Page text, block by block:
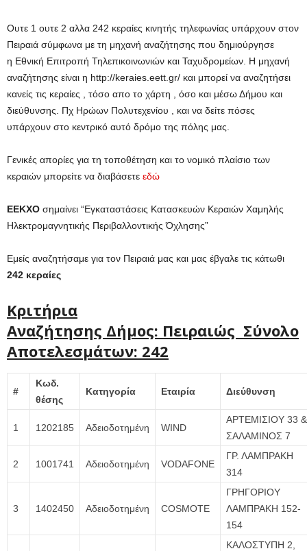
Ουτε 1 ουτε 2 αλλα 242 κεραίες κινητής τηλεφωνίας υπάρχουν στον
Πειραιά σύμφωνα με τη μηχανή αναζήτησης που δημιούργησε
η Εθνική Επιτροπή Τηλεπικοινωνιών και Ταχυδρομείων. Η μηχανή
αναζήτησης είναι η http://keraies.eett.gr/ και μπορεί να αναζητήσει
κανείς τις κεραίες , τόσο απο το χάρτη , όσο και μέσω Δήμου και
διεύθυνσης. Πχ Ηρώων Πολυτεχενίου , και να δείτε πόσες
υπάρχουν στο κεντρικό αυτό δρόμο της πόλης μας.
Γενικές απορίες για τη τοποθέτηση και το νομικό πλαίσιο των
κεραιών μπορείτε να διαβάσετε εδώ
ΕΕΚΧΟ σημαίνει “Εγκαταστάσεις Kατασκευών Κεραιών Χαμηλής
Ηλεκτρομαγνητικής Περιβαλλοντικής Όχλησης”
Εμείς αναζητήσαμε για τον Πειραιά μας και μας έβγαλε τις κάτωθι
242 κεραίες
Κριτήρια
Αναζήτησης Δήμος: Πειραιώς Σύνολο
Αποτελεσμάτων: 242
#
Κωδ.
θέσης
Κατηγορία Εταιρία Διεύθυνση
1 1202185 Αδειοδοτημένη WIND
ΑΡΤΕΜΙΣΙΟΥ 33 &
ΣΑΛΑΜΙΝΟΣ 7
2 1001741 Αδειοδοτημένη VODAFONE
ΓΡ. ΛΑΜΠΡΑΚΗ
314
3 1402450 Αδειοδοτημένη COSMOTE
ΓΡΗΓΟΡΙΟΥ
ΛΑΜΠΡΑΚΗ 152-
154
ΚΑΛΟΣΤΥΠΗ 2,